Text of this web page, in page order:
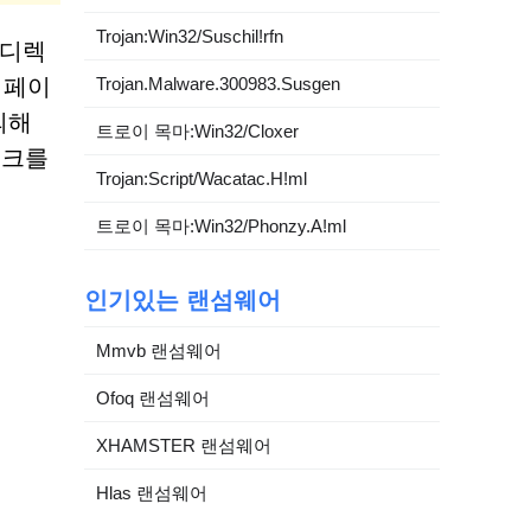
렉
이
를
Trojan:Win32/Suschil!rfn
Trojan.Malware.300983.Susgen
트로이 목마:Win32/Cloxer
Trojan:Script/Wacatac.H!ml
트로이 목마:Win32/Phonzy.A!ml
인기있는 랜섬웨어
Mmvb 랜섬웨어
Ofoq 랜섬웨어
XHAMSTER 랜섬웨어
Hlas 랜섬웨어